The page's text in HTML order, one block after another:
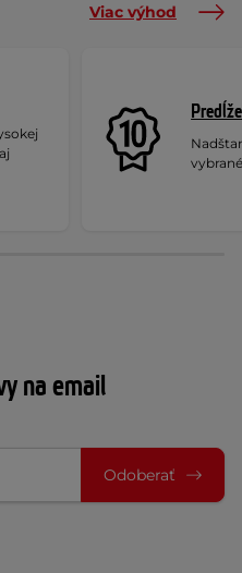
Viac výhod
na email
Odoberať